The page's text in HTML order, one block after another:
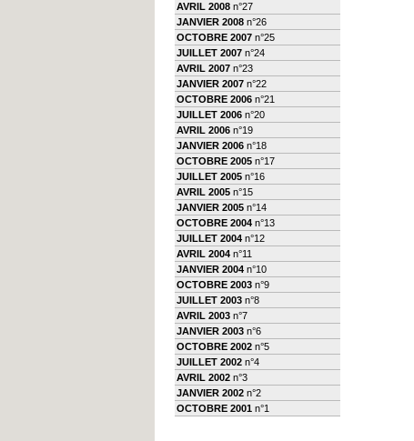
AVRIL 2008 n°27
JANVIER 2008 n°26
OCTOBRE 2007 n°25
JUILLET 2007 n°24
AVRIL 2007 n°23
JANVIER 2007 n°22
OCTOBRE 2006 n°21
JUILLET 2006 n°20
AVRIL 2006 n°19
JANVIER 2006 n°18
OCTOBRE 2005 n°17
JUILLET 2005 n°16
AVRIL 2005 n°15
JANVIER 2005 n°14
OCTOBRE 2004 n°13
JUILLET 2004 n°12
AVRIL 2004 n°11
JANVIER 2004 n°10
OCTOBRE 2003 n°9
JUILLET 2003 n°8
AVRIL 2003 n°7
JANVIER 2003 n°6
OCTOBRE 2002 n°5
JUILLET 2002 n°4
AVRIL 2002 n°3
JANVIER 2002 n°2
OCTOBRE 2001 n°1